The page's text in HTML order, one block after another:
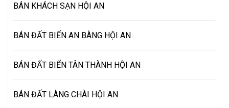
BÁN KHÁCH SẠN HỘI AN
BÁN ĐẤT BIỂN AN BÀNG HỘI AN
BÁN ĐẤT BIỂN TÂN THÀNH HỘI AN
BÁN ĐẤT LÀNG CHÀI HỘI AN